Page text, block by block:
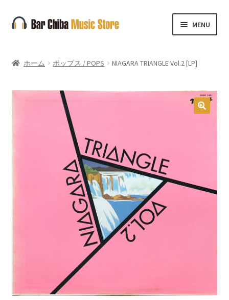
ナ
ビ
ー
へ
プ
コ
ン
ン
キ
MENU
ホーム ポップス / POPS NIAGARA TRIANGLE Vol.2 [LP]